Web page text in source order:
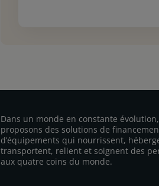
Dans un monde en constante
proposons des solutions de
d’équipements qui nourrissent,
transportent, relient et soignent des
aux quatre coins du monde.